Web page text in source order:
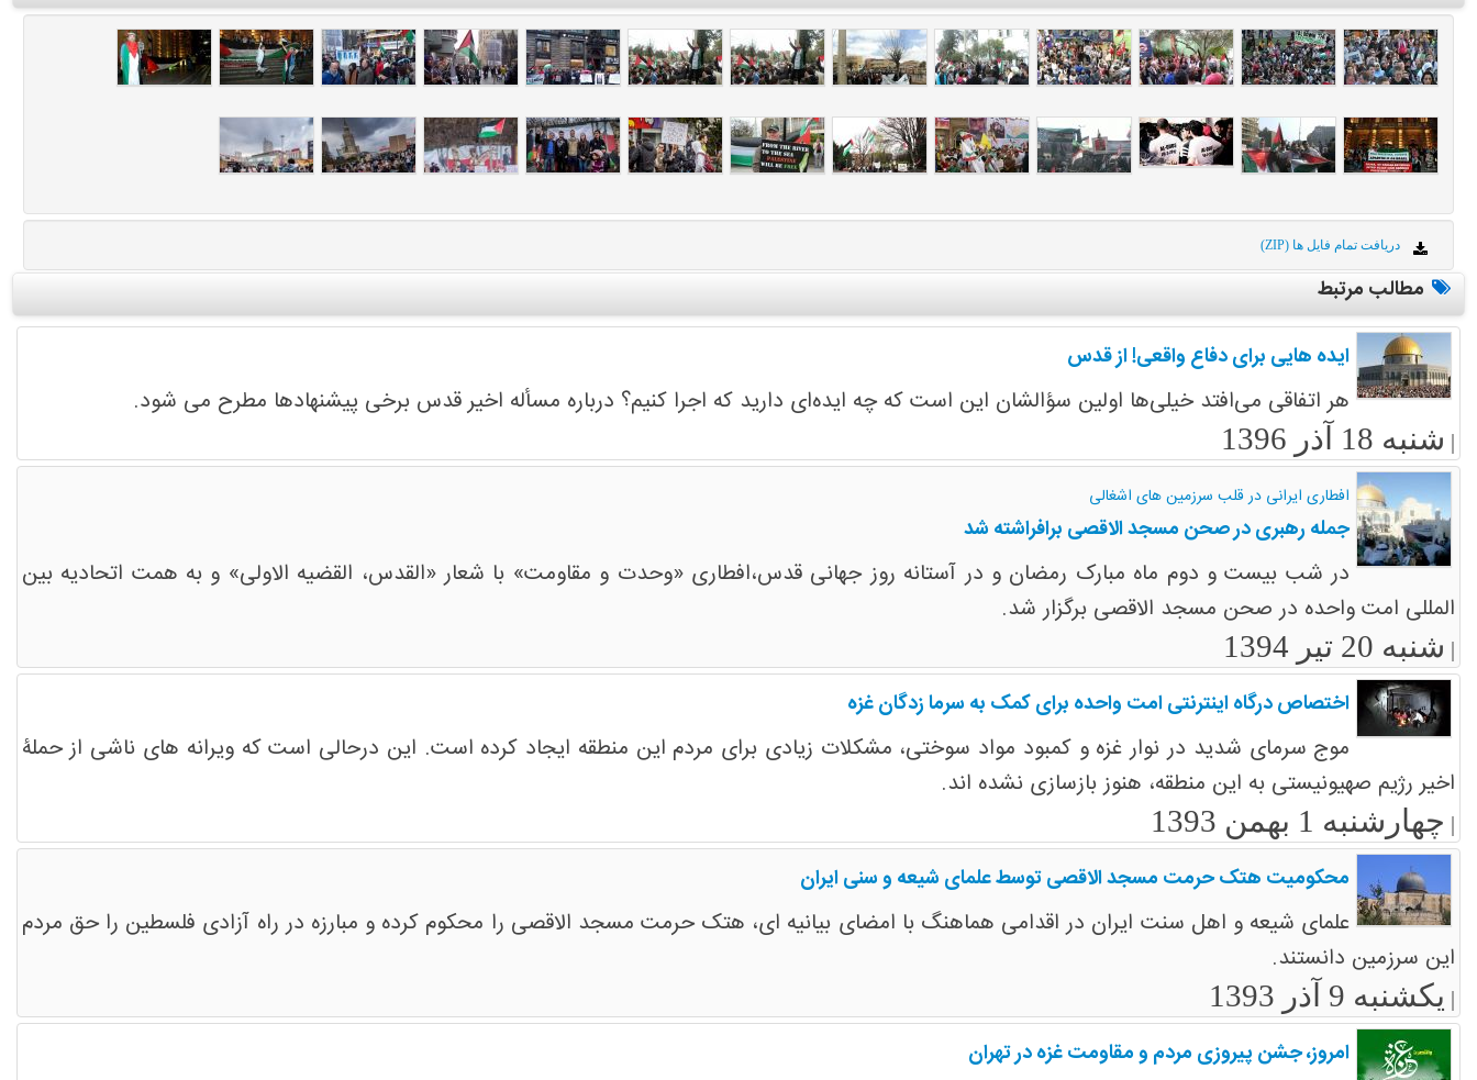
دریافت تمام فایل ها (ZIP)
مطالب مرتبط
ایده هایی برای دفاع واقعی! از قدس
هر اتفاقی می‌افتد خیلی‌ها اولین سؤالشان این است که چه ایده‌ای دارید که اجرا کنیم؟ درباره مسأله اخیر قدس برخی پیشنهاد‌ها مطرح می شود.
شنبه 18 آذر 1396
افطاری ایرانی در قلب سرزمین های اشغالی
جمله رهبری در صحن مسجد الاقصی برافراشته شد
در شب بیست و دوم ماه مبارک رمضان و در آستانه روز جهانی قدس،افطاری «وحدت و مقاومت» با شعار «القدس، القضیه الاولی» و به همت اتحادیه بین
المللی امت واحده در صحن مسجد الاقصی برگزار شد.
شنبه 20 تیر 1394
اختصاص درگاه اینترنتی امت واحده برای کمک به سرما زدگان غزه
موج سرمای شدید در نوار غزه و کمبود مواد سوختی، مشکلات زیادی برای مردم این منطقه ایجاد کرده است. این درحالی است که ویرانه های ناشی از حملۀ
اخیر رژیم صهیونیستی به این منطقه، هنوز بازسازی نشده اند.
چهارشنبه 1 بهمن 1393
محکومیت هتک حرمت مسجد الاقصی توسط علمای شیعه و سنی ایران
علمای شیعه و اهل سنت ایران در اقدامی هماهنگ با امضای بیانیه ای، هتک حرمت مسجد الاقصی را محکوم کرده و مبارزه در راه آزادی فلسطین را حق مردم
این سرزمین دانستند.
یکشنبه 9 آذر 1393
امروز، جشن پیروزی مردم و مقاومت غزه در تهران